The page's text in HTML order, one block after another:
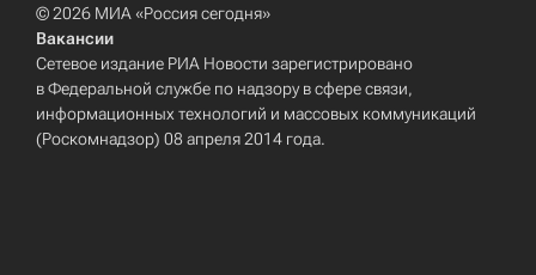
© 2026 МИА «Россия сегодня»
Вакансии
Сетевое издание РИА Новости зарегистрировано
в Федеральной службе по надзору в сфере связи,
информационных технологий и массовых коммуникаций
(Роскомнадзор) 08 апреля 2014 года.